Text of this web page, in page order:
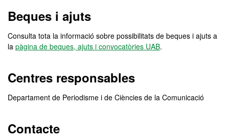
Beques i ajuts
Consulta tota la informació sobre possibilitats de beques i ajuts a
la pàgina de beques, ajuts i convocatòries UAB.
Centres responsables
Departament de Periodisme i de Ciències de la Comunicació
Contacte